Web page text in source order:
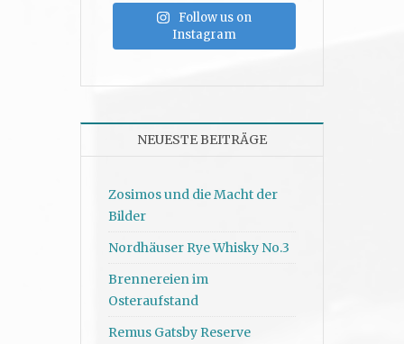
Follow us on
Instagram
NEUESTE BEITRÄGE
Zosimos und die Macht der
Bilder
Nordhäuser Rye Whisky No.3
Brennereien im
Osteraufstand
Remus Gatsby Reserve